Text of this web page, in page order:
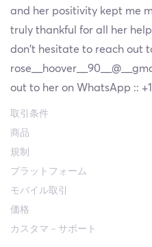
and her positivity kept me
truly thankful for all her
don't hesitate to reach out
out to her on WhatsApp ::
取引条件
商品
規制
プラットフォーム
モバイル取引
価格
カスタマ－サポート